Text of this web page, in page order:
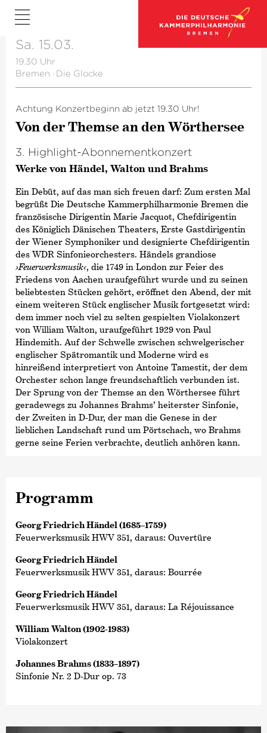
Sa. 15.03.
19.30 Uhr
Bremen · Die Glocke
Achtung Konzertbeginn ab jetzt 19.30 Uhr!
Von der Themse an den Wörthersee
3. Highlight-Abonnementkonzert
Werke von Händel, Walton und Brahms
Ein Debüt, auf das man sich freuen darf: Zum ersten Mal
begrüßt Die Deutsche Kammer­philharmonie Bremen die
französische Dirigentin Marie Jacquot, Chefdirigentin
des Königlich Dänischen Theaters, Erste Gastdirigentin
der Wiener Symphoniker und designierte Chefdirigentin
des WDR Sinfonieorchesters. Händels grandiose
›Feuerwerksmusik‹, die 1749 in London zur Feier des
Friedens von Aachen uraufgeführt wurde und zu seinen
beliebtesten Stücken gehört, eröffnet den Abend, der mit
einem weiteren Stück englischer Musik fortgesetzt wird:
dem immer noch viel zu selten gespielten Violakonzert
von William Walton, uraufgeführt 1929 von Paul
Hindemith. Auf der Schwelle zwischen schwelgerischer
englischer Spätromantik und Moderne wird es
hinreißend interpretiert von Antoine Tamestit, der dem
Orchester schon lange freundschaftlich verbunden ist.
Der Sprung von der Themse an den Wörthersee führt
geradewegs zu Johannes Brahms’ heiterster Sinfonie,
der Zweiten in D-Dur, der man die Genese in der
lieblichen Landschaft rund um Pörtschach, wo Brahms
gerne seine Ferien verbrachte, deutlich anhören kann.
Programm
Georg Friedrich Händel (1685–1759)
Feuerwerksmusik HWV 351, daraus: Ouvertüre
Georg Friedrich Händel
Feuerwerksmusik HWV 351, daraus: Bourrée
Georg Friedrich Händel
Feuerwerksmusik HWV 351, daraus: La Réjouissance
William Walton (1902-1983)
Violakonzert
Johannes Brahms (1833–1897)
Sinfonie Nr. 2 D-Dur op. 73